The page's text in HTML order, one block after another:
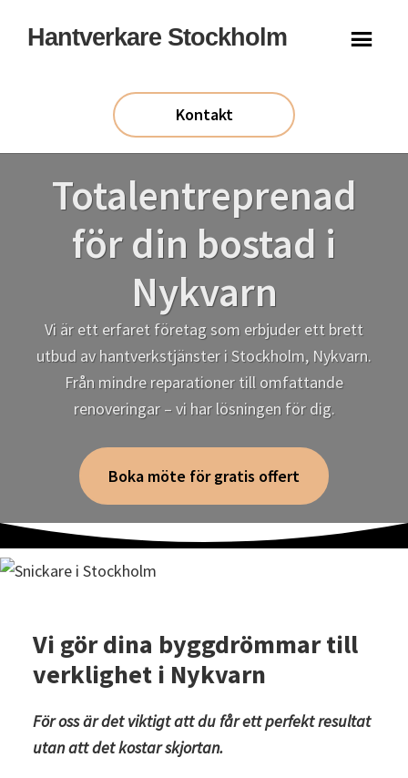
Hantverkare Stockholm
Kontakt
Totalentreprenad
för din bostad i
Nykvarn
Vi är ett erfaret företag som erbjuder ett brett
utbud av hantverkstjänster i Stockholm, Nykvarn.
Från mindre reparationer till omfattande
renoveringar – vi har lösningen för dig.
Boka möte för gratis offert
Vi gör dina byggdrömmar till
verklighet i Nykvarn
För oss är det viktigt att du får ett perfekt resultat
utan att det kostar skjortan.